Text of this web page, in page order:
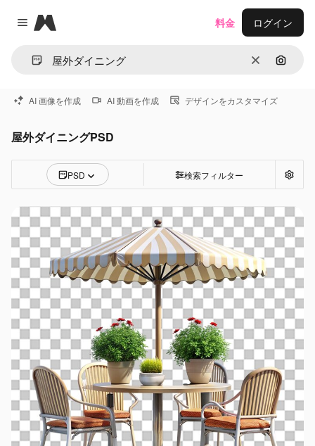
Close menu
Magnific
消去 画像で
料金 ログイン
AI 画像を作成 AI 動画を作成 デザインをカスタマイズ
屋外ダイニングPSD
PSD 検索フィルター